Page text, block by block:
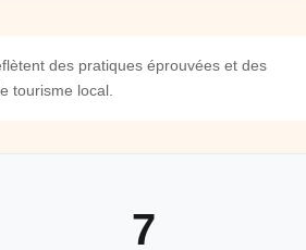
des pratiques éprouvées et des
tourisme local.
7